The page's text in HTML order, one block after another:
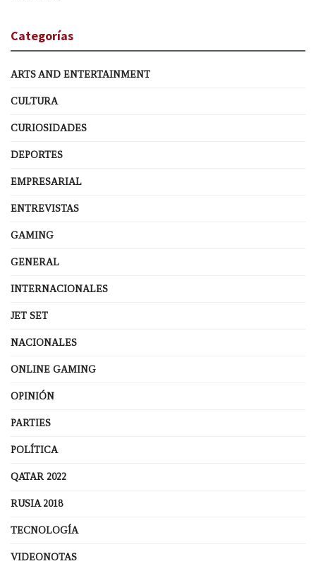
Categorías
ARTS AND ENTERTAINMENT
CULTURA
CURIOSIDADES
DEPORTES
EMPRESARIAL
ENTREVISTAS
GAMING
GENERAL
INTERNACIONALES
JET SET
NACIONALES
ONLINE GAMING
OPINIÓN
PARTIES
POLÍTICA
QATAR 2022
RUSIA 2018
TECNOLOGÍA
VIDEONOTAS